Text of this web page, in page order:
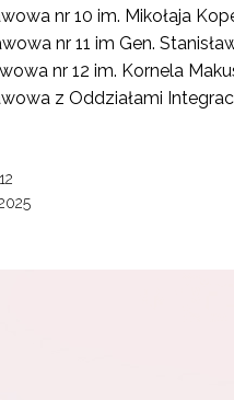
nr 10 im. Mikołaja
nr 11 im Gen.
nr 12 im. Kornela
z Oddziałami